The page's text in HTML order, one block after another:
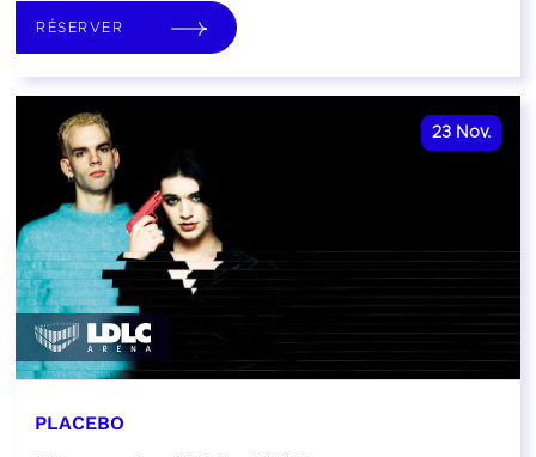
RÉSERVER
23 Nov.
PLACEBO